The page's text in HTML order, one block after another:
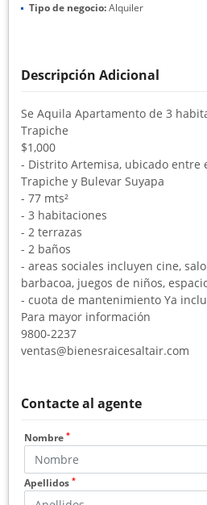
Tipo de negocio:Alquiler
Descripción Adicional
Se Aquila Apartamento de 3
Trapiche
$1,000
- Distrito Artemisa, ubicado entre
Trapiche y Bulevar Suyapa
- 77 mts²
- 3 habitaciones
- 2 terrazas
- 2 baños
- areas sociales incluyen cine,
barbacoa, juegos de niños,
- cuota de mantenimiento Ya
Para mayor información
9800-2237
ventas@bienesraicesaltair.com
Contacte al agente
Nombre *
Apellidos *